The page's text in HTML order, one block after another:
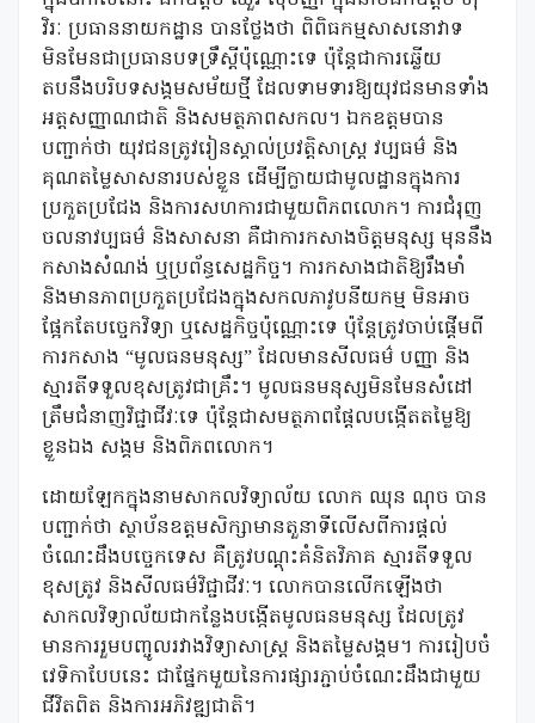
វិរៈ ប្រធាននាយកដ្ឋាន បានថ្លែងថា ពិពិធកម្មសាសនោវាទ
មិនមែនជាប្រធានបទទ្រឹស្តីប៉ុណ្ណោះទេ ប៉ុន្តែជាការឆ្លើយ
តបនឹងបរិបទសង្គមសម័យថ្មី ដែលទាមទារឱ្យយុវជនមានទាំង
អត្តសញ្ញាណជាតិ និងសមត្ថភាពសកល។ ឯកឧត្តមបាន
បញ្ជាក់ថា យុវជនត្រូវរៀនស្គាល់ប្រវត្តិសាស្ត្រ វប្បធម៌ និង
គុណតម្លៃសាសនារបស់ខ្លួន ដើម្បីក្លាយជាមូលដ្ឋានក្នុងការ
ប្រកួតប្រជែង និងការសហការជាមួយពិភពលោក។ ការជំរុញ
ចលនាវប្បធម៌ និងសាសនា គឺជាការកសាងចិត្តមនុស្ស មុននឹង
កសាងសំណង់ ឬប្រព័ន្ធសេដ្ឋកិច្ច។ ការកសាងជាតិឱ្យរឹងមាំ
និងមានភាពប្រកួតប្រជែងក្នុងសកលភាវូបនីយកម្ម មិនអាច
ផ្អែកតែបច្ចេកវិទ្យា ឬសេដ្ឋកិច្ចប៉ុណ្ណោះទេ ប៉ុន្តែត្រូវចាប់ផ្ដើមពី
ការកសាង “មូលធនមនុស្ស” ដែលមានសីលធម៌ បញ្ញា និង
ស្មារតីទទួលខុសត្រូវជាគ្រឹះ។ មូលធនមនុស្សមិនមែនសំដៅ
ត្រឹមជំនាញវិជ្ជាជីវៈទេ ប៉ុន្តែជាសមត្ថភាពផ្ដែលបង្កើតតម្លៃឱ្យ
ខ្លួនឯង សង្គម និងពិភពលោក។
ដោយឡែកក្នុងនាមសាកលវិទ្យាល័យ លោក ឈុន ណុច បាន
បញ្ជាក់ថា ស្ថាប័នឧត្តមសិក្សាមានតួនាទីលើសពីការផ្តល់
ចំណេះដឹងបច្ចេកទេស គឺត្រូវបណ្តុះគំនិតវិភាគ ស្មារតីទទួល
ខុសត្រូវ និងសីលធម៌វិជ្ជាជីវៈ។ លោកបានលើកឡើងថា
សាកលវិទ្យាល័យជាកន្លែងបង្កើតមូលធនមនុស្ស ដែលត្រូវ
មានការរួមបញ្ចូលរវាងវិទ្យាសាស្ត្រ និងតម្លៃសង្គម។ ការរៀបចំ
វេទិកាបែបនេះ ជាផ្នែកមួយនៃការផ្សារភ្ជាប់ចំណេះដឹងជាមួយ
ជីវិតពិត និងការអភិវឌ្ឍជាតិ។